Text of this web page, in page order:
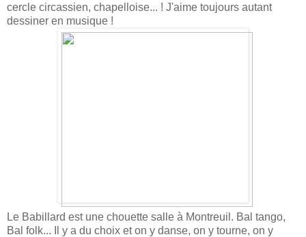
cercle circassien, chapelloise... ! J'aime toujours autant
dessiner en musique !
Le Babillard est une chouette salle à Montreuil. Bal tango,
Bal folk... Il y a du choix et on y danse, on y tourne, on y